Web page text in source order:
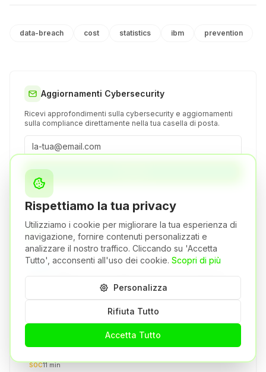
data-breach cost statistics ibm prevention
Aggiornamenti Cybersecurity
Ricevi approfondimenti sulla cybersecurity e aggiornamenti
sulla compliance direttamente nella tua casella di posta.
Articoli Correlati
Trends 12min
Budget Cybersecurity: Quanto Dovresti Spendere?
SOC11 min
Rispettiamo la tua privacy
Utilizziamo i cookie per migliorare la tua esperienza di
navigazione, fornire contenuti personalizzati e
analizzare il nostro traffico. Cliccando su 'Accetta
Tutto', acconsenti all'uso dei cookie. Scopri di più
Personalizza
Rifiuta Tutto
Accetta Tutto